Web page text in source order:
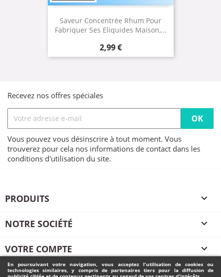
En poursuivant votre navigation, vous acceptez l'utilisation de cookies ou
technologies similaires, y compris de partenaires tiers pour la diffusion de
Saveur Concentrée Rhum Pour
Fabriquer Ses Eliquides Maison,...
Prix
2,99 €
Recevez nos offres spéciales
Vous pouvez vous désinscrire à tout moment. Vous
trouverez pour cela nos informations de contact dans les
conditions d'utilisation du site.
PRODUITS 
NOTRE SOCIÉTÉ 
VOTRE COMPTE 
INFORMATIONS